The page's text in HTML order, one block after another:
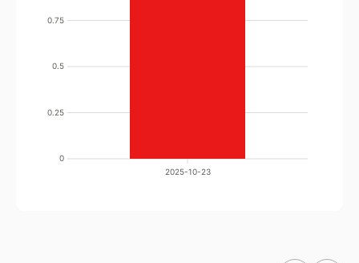
0
0.25
0.5
0.75
2025-10-23